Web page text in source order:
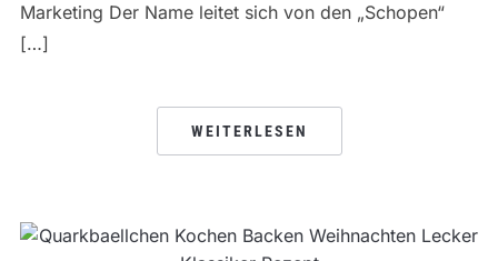
Marketing Der Name leitet sich von den „Schopen“
[…]
WEITERLESEN